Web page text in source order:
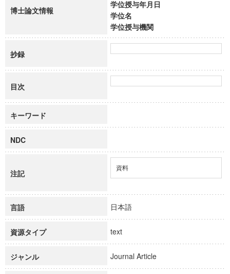
博士論文情報
学位授与年月日
学位名
学位授与機関
抄録
目次
キーワード
NDC
注記
資料
言語 日本語
資源タイプ text
ジャンル Journal Article